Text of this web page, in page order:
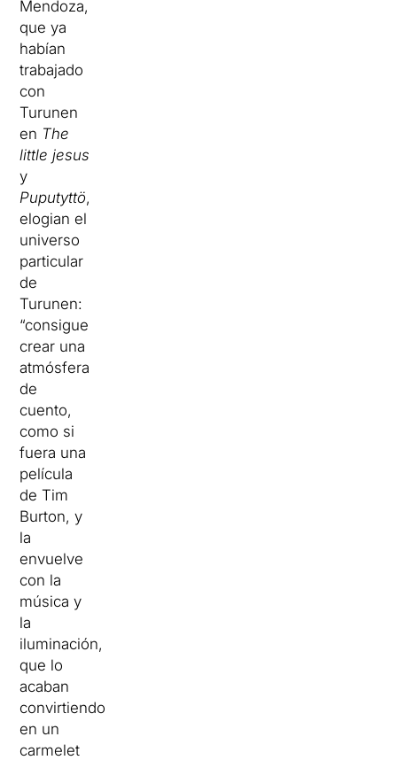
Mendoza,
que ya
habían
trabajado
con
Turunen
en The
little jesus
y
Puputyttö,
elogian el
universo
particular
de
Turunen:
“consigue
crear una
atmósfera
de
cuento,
como si
fuera una
película
de Tim
Burton, y
la
envuelve
con la
música y
la
iluminación,
que lo
acaban
convirtiendo
en un
carmelet